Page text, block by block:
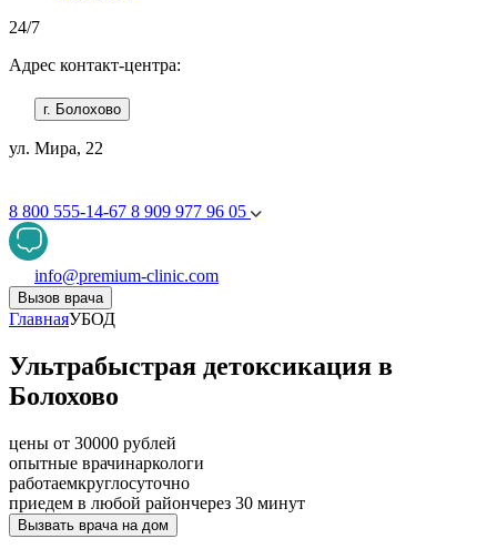
24/7
Адрес контакт-центра:
г. Болохово
ул. Мира, 22
8 800 555-14-67 8 909 977 96 05
info@premium-clinic.com
Вызов врача
ГлавнаяУБОД
Ультрабыстрая детоксикация в
Болохово
цены от 30000 рублей
опытные врачинаркологи
работаемкруглосуточно
приедем в любой райончерез 30 минут
Вызвать врача на дом